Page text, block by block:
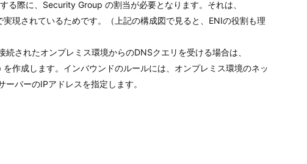
際に、Security Group の割当が必要となります。それは、
現されているためです。（上記の構成図で見ると、ENIの役割も理
されたオンプレミス環境からのDNSクエリを受ける場合は、
作成します。インバウンドのルールには、オンプレミス環境のネッ
バーのIPアドレスを指定します。